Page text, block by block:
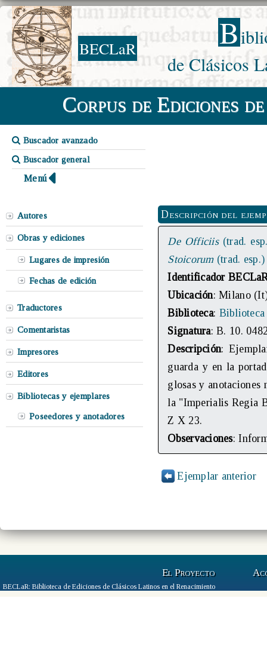
BECLaR B
de Clásicos
Corpus de Ediciones
Buscador avanzado
Buscador general
Menú
Autores
Obras y ediciones
Lugares de impresión
Fechas de edición
Traductores
Comentaristas
Impresores
Editores
Bibliotecas y ejemplares
Poseedores y anotadores
Descripción del
De Officiis(trad.
Stoicorum(trad.
Identificador
Ubicación: Milano
Biblioteca: Biblioteca
Signatura: B. 10.
Descripción:
guarda y en la
glosas y
la "Imperialis Regia
Z X 23.
Observaciones:
Ejemplar anterior
El Proyecto
BECLaR: Biblioteca de Ediciones de Clásicos Latinos en el Renacimiento